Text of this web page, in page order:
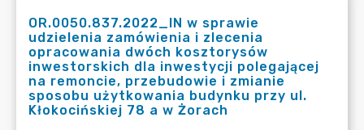
OR.0050.837.2022_IN w sprawie
udzielenia zamówienia i zlecenia
opracowania dwóch kosztorysów
inwestorskich dla inwestycji polegającej
na remoncie, przebudowie i zmianie
sposobu użytkowania budynku przy ul.
Kłokocińskiej 78 a w Żorach